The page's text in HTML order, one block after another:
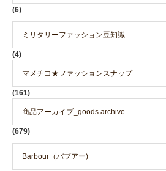
(6)
ミリタリーファッション豆知識
(4)
マメチコ★ファッションスナップ
(161)
商品アーカイブ_goods archive
(679)
Barbour（バブアー)